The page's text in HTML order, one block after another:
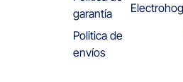
garantía
Politica de
envíos